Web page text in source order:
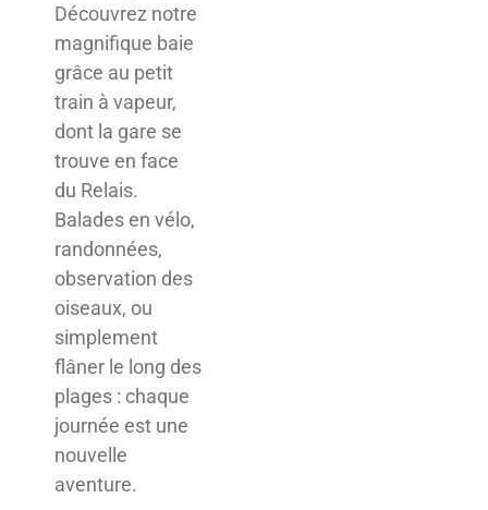
Découvrez notre
magnifique baie
grâce au petit
train à vapeur,
dont la gare se
trouve en face
du Relais.
Balades en vélo,
randonnées,
observation des
oiseaux, ou
simplement
flâner le long des
plages : chaque
journée est une
nouvelle
aventure.